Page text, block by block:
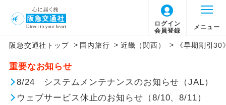
ログイン
会員登録
メニュー
阪急交通社トップ > 国内旅行 > 近畿（関西） > 《早期割引
重要なお知らせ
8/24 システムメンテナンスのお知らせ（JAL）
ウェブサービス休止のお知らせ（8/10、8/11）
アイコン 説明
添乗員同行
往路出発空港（駅）から復路到着空港
（駅）まで同行します。
「価格変動型ツアー」に関するご案内
価格変動型ツアーとは
航空会社が設定する「個人包括旅行運